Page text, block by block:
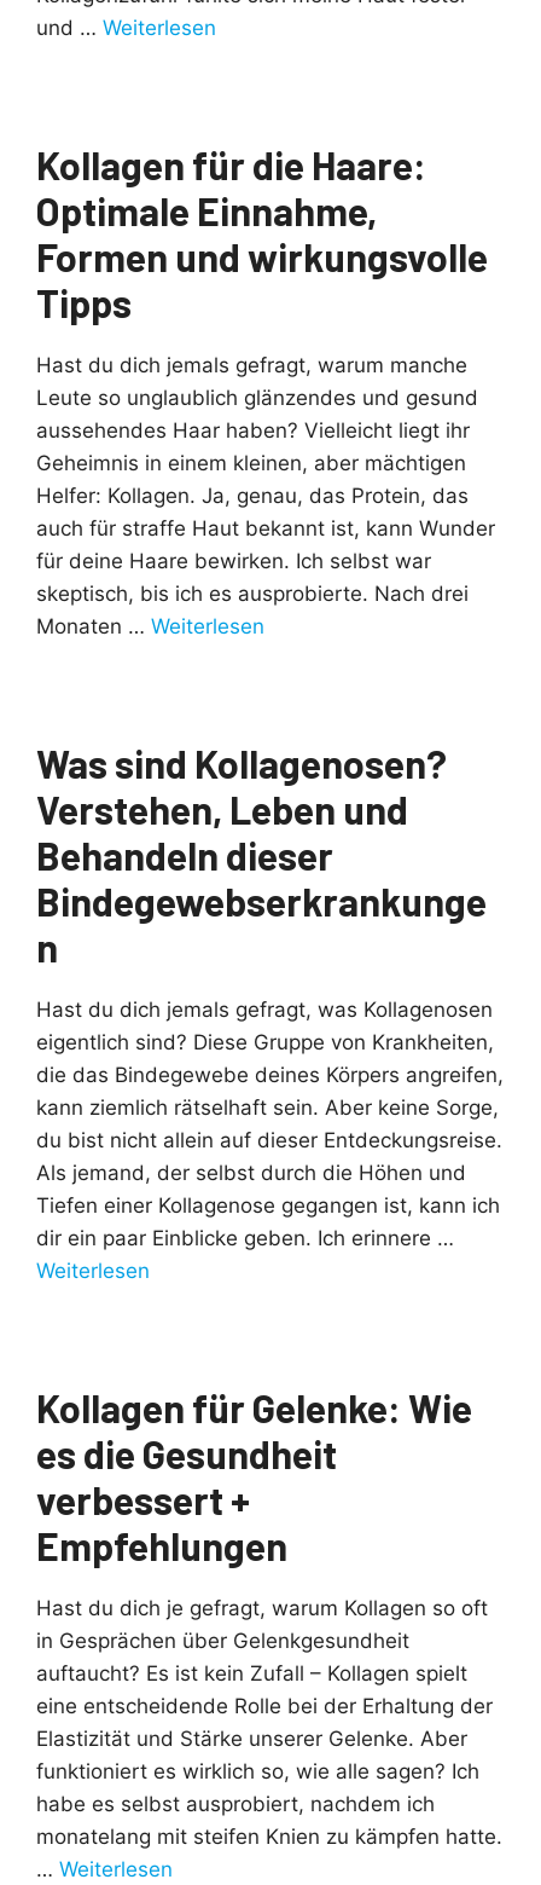
und … Weiterlesen
Kollagen für die Haare:
Optimale Einnahme,
Formen und wirkungsvolle
Tipps
Hast du dich jemals gefragt, warum manche
Leute so unglaublich glänzendes und gesund
aussehendes Haar haben? Vielleicht liegt ihr
Geheimnis in einem kleinen, aber mächtigen
Helfer: Kollagen. Ja, genau, das Protein, das
auch für straffe Haut bekannt ist, kann Wunder
für deine Haare bewirken. Ich selbst war
skeptisch, bis ich es ausprobierte. Nach drei
Monaten … Weiterlesen
Was sind Kollagenosen?
Verstehen, Leben und
Behandeln dieser
Bindegewebserkrankunge
n
Hast du dich jemals gefragt, was Kollagenosen
eigentlich sind? Diese Gruppe von Krankheiten,
die das Bindegewebe deines Körpers angreifen,
kann ziemlich rätselhaft sein. Aber keine Sorge,
du bist nicht allein auf dieser Entdeckungsreise.
Als jemand, der selbst durch die Höhen und
Tiefen einer Kollagenose gegangen ist, kann ich
dir ein paar Einblicke geben. Ich erinnere …
Weiterlesen
Kollagen für Gelenke: Wie
es die Gesundheit
verbessert +
Empfehlungen
Hast du dich je gefragt, warum Kollagen so oft
in Gesprächen über Gelenkgesundheit
auftaucht? Es ist kein Zufall – Kollagen spielt
eine entscheidende Rolle bei der Erhaltung der
Elastizität und Stärke unserer Gelenke. Aber
funktioniert es wirklich so, wie alle sagen? Ich
habe es selbst ausprobiert, nachdem ich
monatelang mit steifen Knien zu kämpfen hatte.
… Weiterlesen